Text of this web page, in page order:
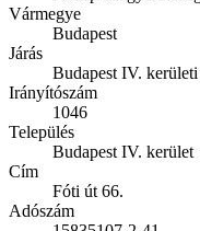
Vármegye
Budapest
Járás
Budapest IV. kerületi
Irányítószám
1046
Település
Budapest IV. kerület
Cím
Fóti út 66.
Adószám